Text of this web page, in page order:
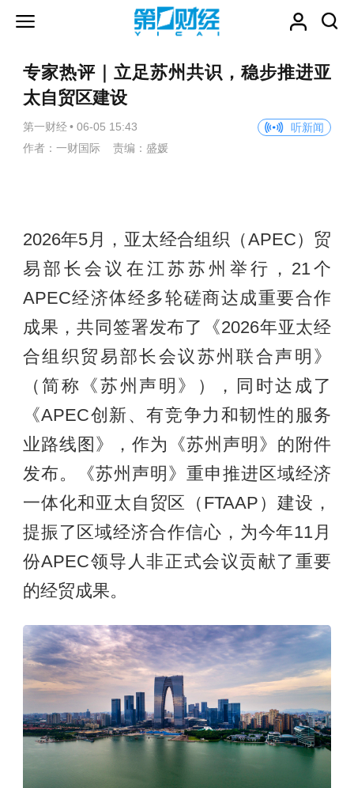
专家热评｜立足苏州共识，稳步推进亚
太自贸区建设
第一财经 • 06-05 15:43
听新闻
作者：一财国际 责编：盛媛
2026年5月，亚太经合组织（APEC）贸
易部长会议在江苏苏州举行，21个
APEC经济体经多轮磋商达成重要合作
成果，共同签署发布了《2026年亚太经
合组织贸易部长会议苏州联合声明》
（简称《苏州声明》），同时达成了
《APEC创新、有竞争力和韧性的服务
业路线图》，作为《苏州声明》的附件
发布。《苏州声明》重申推进区域经济
一体化和亚太自贸区（FTAAP）建设，
提振了区域经济合作信心，为今年11月
份APEC领导人非正式会议贡献了重要
的经贸成果。